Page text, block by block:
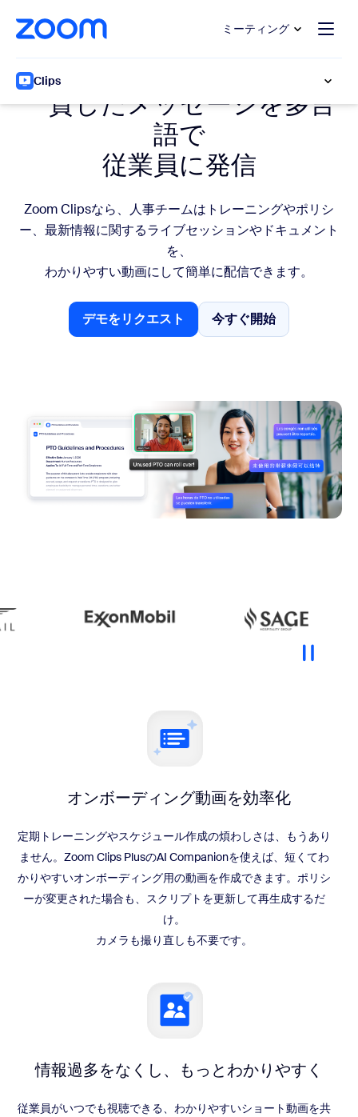
テンツへスキップ
ットへスキップ ミーティング
Clips
一貫したメッセージを多言
語で
従業員に発信
Zoom Clipsなら、人事チームはトレーニングやポリシ
ー、最新情報に関するライブセッションやドキュメント
を、
わかりやすい動画にして簡単に配信できます。
デモをリクエスト
デモをリクエスト
今すぐ開始
営業担当にお問い
オンボーディング動画を効率化
定期トレーニングやスケジュール作成の煩わしさは、もうあり
ません。Zoom Clips PlusのAI Companionを使えば、短くてわ
かりやすいオンボーディング用の動画を作成できます。ポリシ
ーが変更された場合も、スクリプトを更新して再生成するだ
け。
カメラも撮り直しも不要です。
情報過多をなくし、 もっとわかりやすく
従業員がいつでも視聴できる、わかりやすいショート動画を共